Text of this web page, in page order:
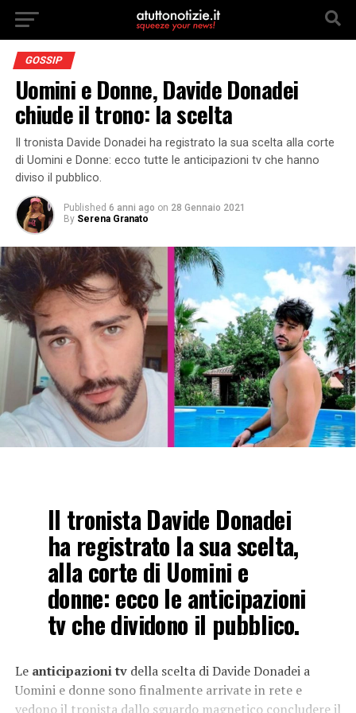
GOSSIP
Uomini e Donne, Davide Donadei
chiude il trono: la scelta
Il tronista Davide Donadei ha registrato la sua scelta alla corte
di Uomini e Donne: ecco tutte le anticipazioni tv che hanno
diviso il pubblico.
Published 6 anni ago on 28 Gennaio 2021
By Serena Granato
Il tronista Davide Donadei
ha registrato la sua scelta,
alla corte di Uomini e
donne: ecco le anticipazioni
tv che dividono il pubblico.
Leanticipazioni tv della scelta di Davide Donadei a
Uomini e donne sono finalmente arrivate in rete e
vedono il tronista dallo sguardo magnetico concludere il